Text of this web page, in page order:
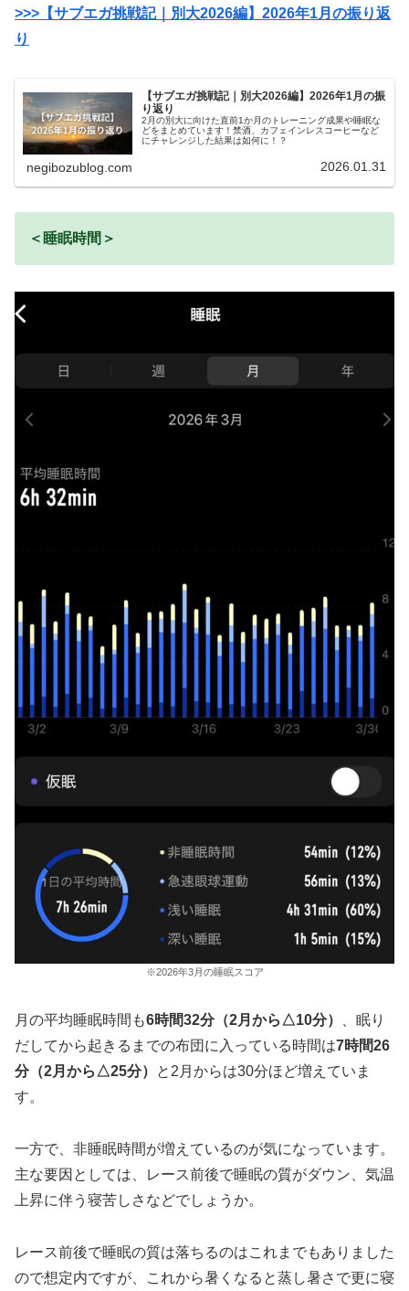
>>>【サブエガ挑戦記｜別大2026編】2026年1月の振り返
り
【サブエガ挑戦記｜別大2026編】2026年1月の振
り返り
2月の別大に向けた直前1か月のトレーニング成果や睡眠な
どをまとめています！禁酒、カフェインレスコーヒーなど
にチャレンジした結果は如何に！？
negibozublog.com 2026.01.31
＜睡眠時間＞
※2026年3月の睡眠スコア
月の平均睡眠時間も6時間32分（2月から△10分）
、眠り
だしてから起きるまでの布団に入っている時間は7時間26
分（2月から△25分）
と2月からは30分ほど増えていま
す。
一方で、非睡眠時間が増えているのが気になっています。
主な要因としては、レース前後で睡眠の質がダウン、気温
上昇に伴う寝苦しさなどでしょうか。
レース前後で睡眠の質は落ちるのはこれまでもありました
ので想定内ですが、これから暑くなると蒸し暑さで更に寝